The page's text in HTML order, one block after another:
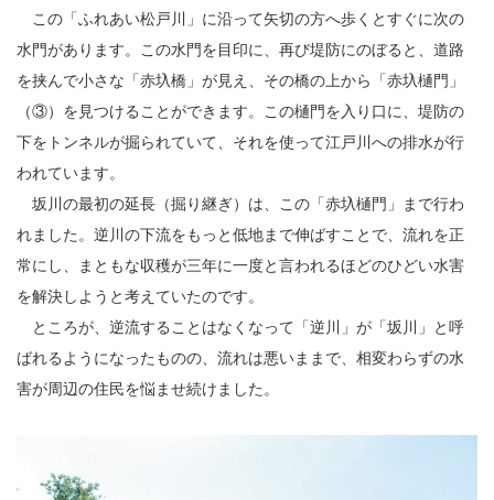
この「ふれあい松戸川」に沿って矢切の方へ歩くとすぐに次の
水門があります。この水門を目印に、再び堤防にのぼると、道路
を挟んで小さな「赤圦橋」が見え、その橋の上から「赤圦樋門」
（③）を見つけることができます。この樋門を入り口に、堤防の
下をトンネルが掘られていて、それを使って江戸川への排水が行
われています。
坂川の最初の延長（掘り継ぎ）は、この「赤圦樋門」まで行わ
れました。逆川の下流をもっと低地まで伸ばすことで、流れを正
常にし、まともな収穫が三年に一度と言われるほどのひどい水害
を解決しようと考えていたのです。
ところが、逆流することはなくなって「逆川」が「坂川」と呼
ばれるようになったものの、流れは悪いままで、相変わらずの水
害が周辺の住民を悩ませ続けました。